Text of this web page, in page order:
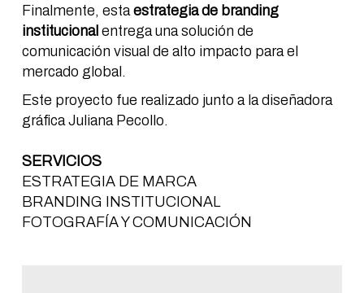
Finalmente, estaestrategia de branding
institucional entrega una solución de
comunicación visual de alto impacto para el
mercado global.
Este proyecto fue realizado junto a la diseñadora
gráfica Juliana Pecollo.
SERVICIOS
ESTRATEGIA DE MARCA
BRANDING INSTITUCIONAL
FOTOGRAFÍA Y COMUNICACIÓN